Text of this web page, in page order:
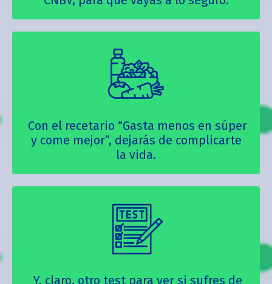
Con el recetario “Gasta menos en súper
y come mejor”, dejarás de complicarte
la vida.
Y, claro, otro test para ver si sufres de